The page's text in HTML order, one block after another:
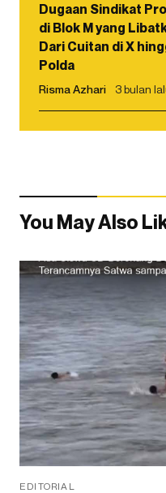
Dugaan Sindikat
di Blok M yang
Dari Cuitan di X
Polda
Risma Azhari 3 bulan
You May Also
EDITORIAL